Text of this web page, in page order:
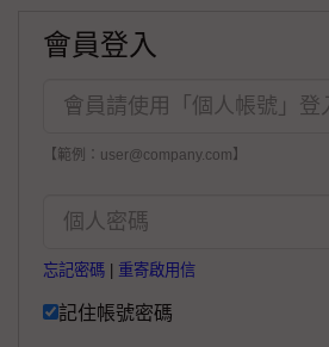
會員登入
【範例：user@company.com】
忘記密碼 重寄啟用信
記住帳號密碼